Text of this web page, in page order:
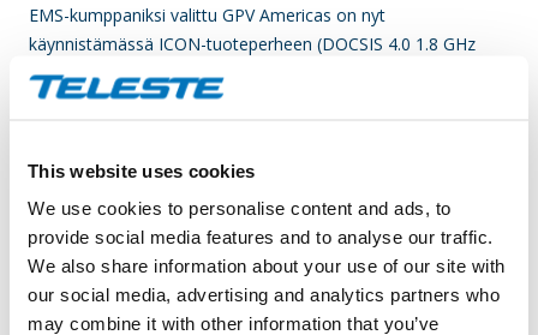
This website uses cookies
We use cookies to personalise content and ads, to
provide social media features and to analyse our traffic.
We also share information about your use of our site with
our social media, advertising and analytics partners who
may combine it with other information that you’ve
EMS-kumppaniksi valittu GPV Americas on nyt
käynnistämässä ICON-tuoteperheen (DOCSIS 4.0 1.8 GHz
älyvahvistimet) volyymituotannon Meksikossa. Tämä
mahdollistaa korkean tuotantokapasiteetin, lyhyemmät
Amerikan asiakkaille.
Lisäksi Teleste on laajentanut kokoonpanotoimintoja
Yhdysvalloissa New Jerseyn jakelukeskuksessaan. Tämä
parantaa yhtiön kykyä toimittaa asiakaskohtaisia tuote-eriä
entistä ketterämmin ja lyhyemmillä toimitusajoilla.